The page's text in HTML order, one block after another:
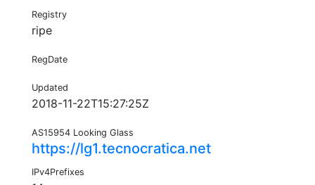
Registry
ripe
RegDate
Updated
2018-11-22T15:27:25Z
AS15954 Looking Glass
https://lg1.tecnocratica.net
IPv4Prefixes